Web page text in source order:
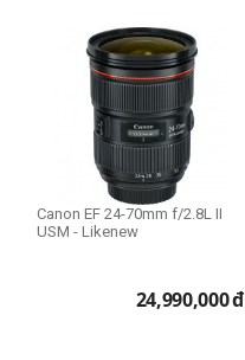
Canon EF 24-70mm f/2.8L II
USM - Likenew
24,990,000đ